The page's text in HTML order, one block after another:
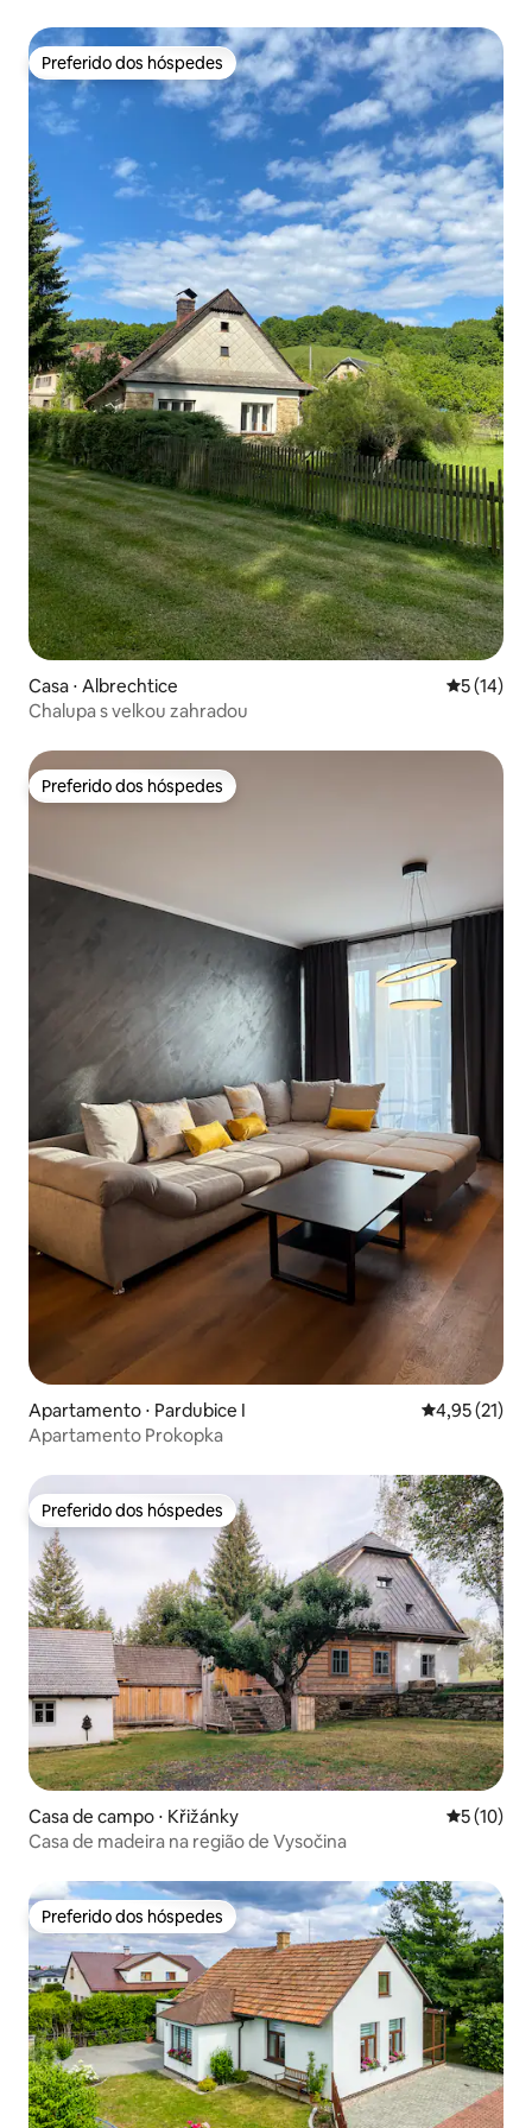
Preferido dos hóspedes
Preferido dos hóspedes
Casa ⋅ Albrechtice 5 de uma
5 (14)
Chalupa s velkou zahradou
Preferido dos hóspedes
Preferido dos hóspedes
Apartamento ⋅ Pardubice I 4,95 de uma
4,95 (21)
Apartamento Prokopka
Preferido dos hóspedes
Preferido dos hóspedes
Casa de campo ⋅ Křižánky 5 de uma
5 (10)
Casa de madeira na região de Vysočina
Preferido dos hóspedes
Preferido dos hóspedes